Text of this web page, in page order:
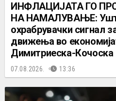
ИНФЛАЦИЈАТА ГО
НА НАМАЛУВАЊЕ:
охрабрувачки сигнал
движења во
Димитриеска-Кочоска
07.08.2026. 13:36